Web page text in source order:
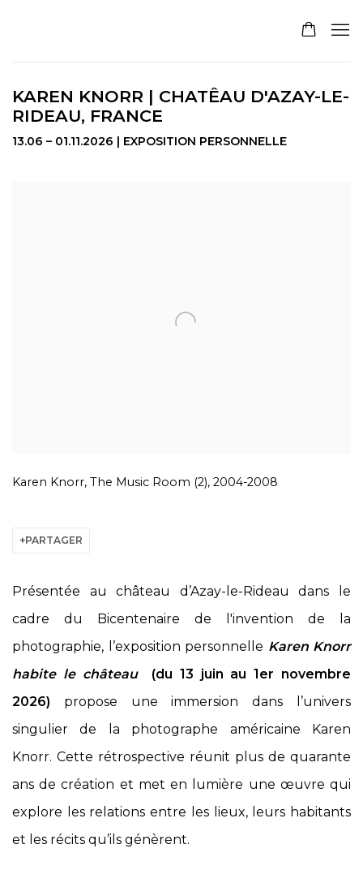
KAREN KNORR | CHATÊAU D'AZAY-LE-
RIDEAU, FRANCE
13.06 – 01.11.2026 | EXPOSITION PERSONNELLE
Karen Knorr, The Music Room (2), 2004-2008
PARTAGER
Présentée au château d’Azay-le-Rideau dans le
cadre du Bicentenaire de l'invention de la
photographie, l’exposition personnelle Karen Knorr
habite le château
(du 13 juin au 1er novembre
2026) propose une immersion dans l’univers
singulier de la photographe américaine Karen
Knorr. Cette rétrospective réunit plus de quarante
ans de création et met en lumière une œuvre qui
explore les relations entre les lieux, leurs habitants
et les récits qu’ils génèrent.